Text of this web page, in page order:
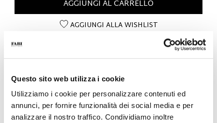
Questo sito web utilizza i cookie
Utilizziamo i cookie per personalizzare contenuti ed
annunci, per fornire funzionalità dei social media e per
analizzare il nostro traffico. Condividiamo inoltre
AGGIUNGI AL CARRELLO
AGGIUNGI ALLA WISHLIST
- Fondo: Cuoio
- Tacco: 50mm
- Made in Italy
PERCHÉ È SPECIALE?